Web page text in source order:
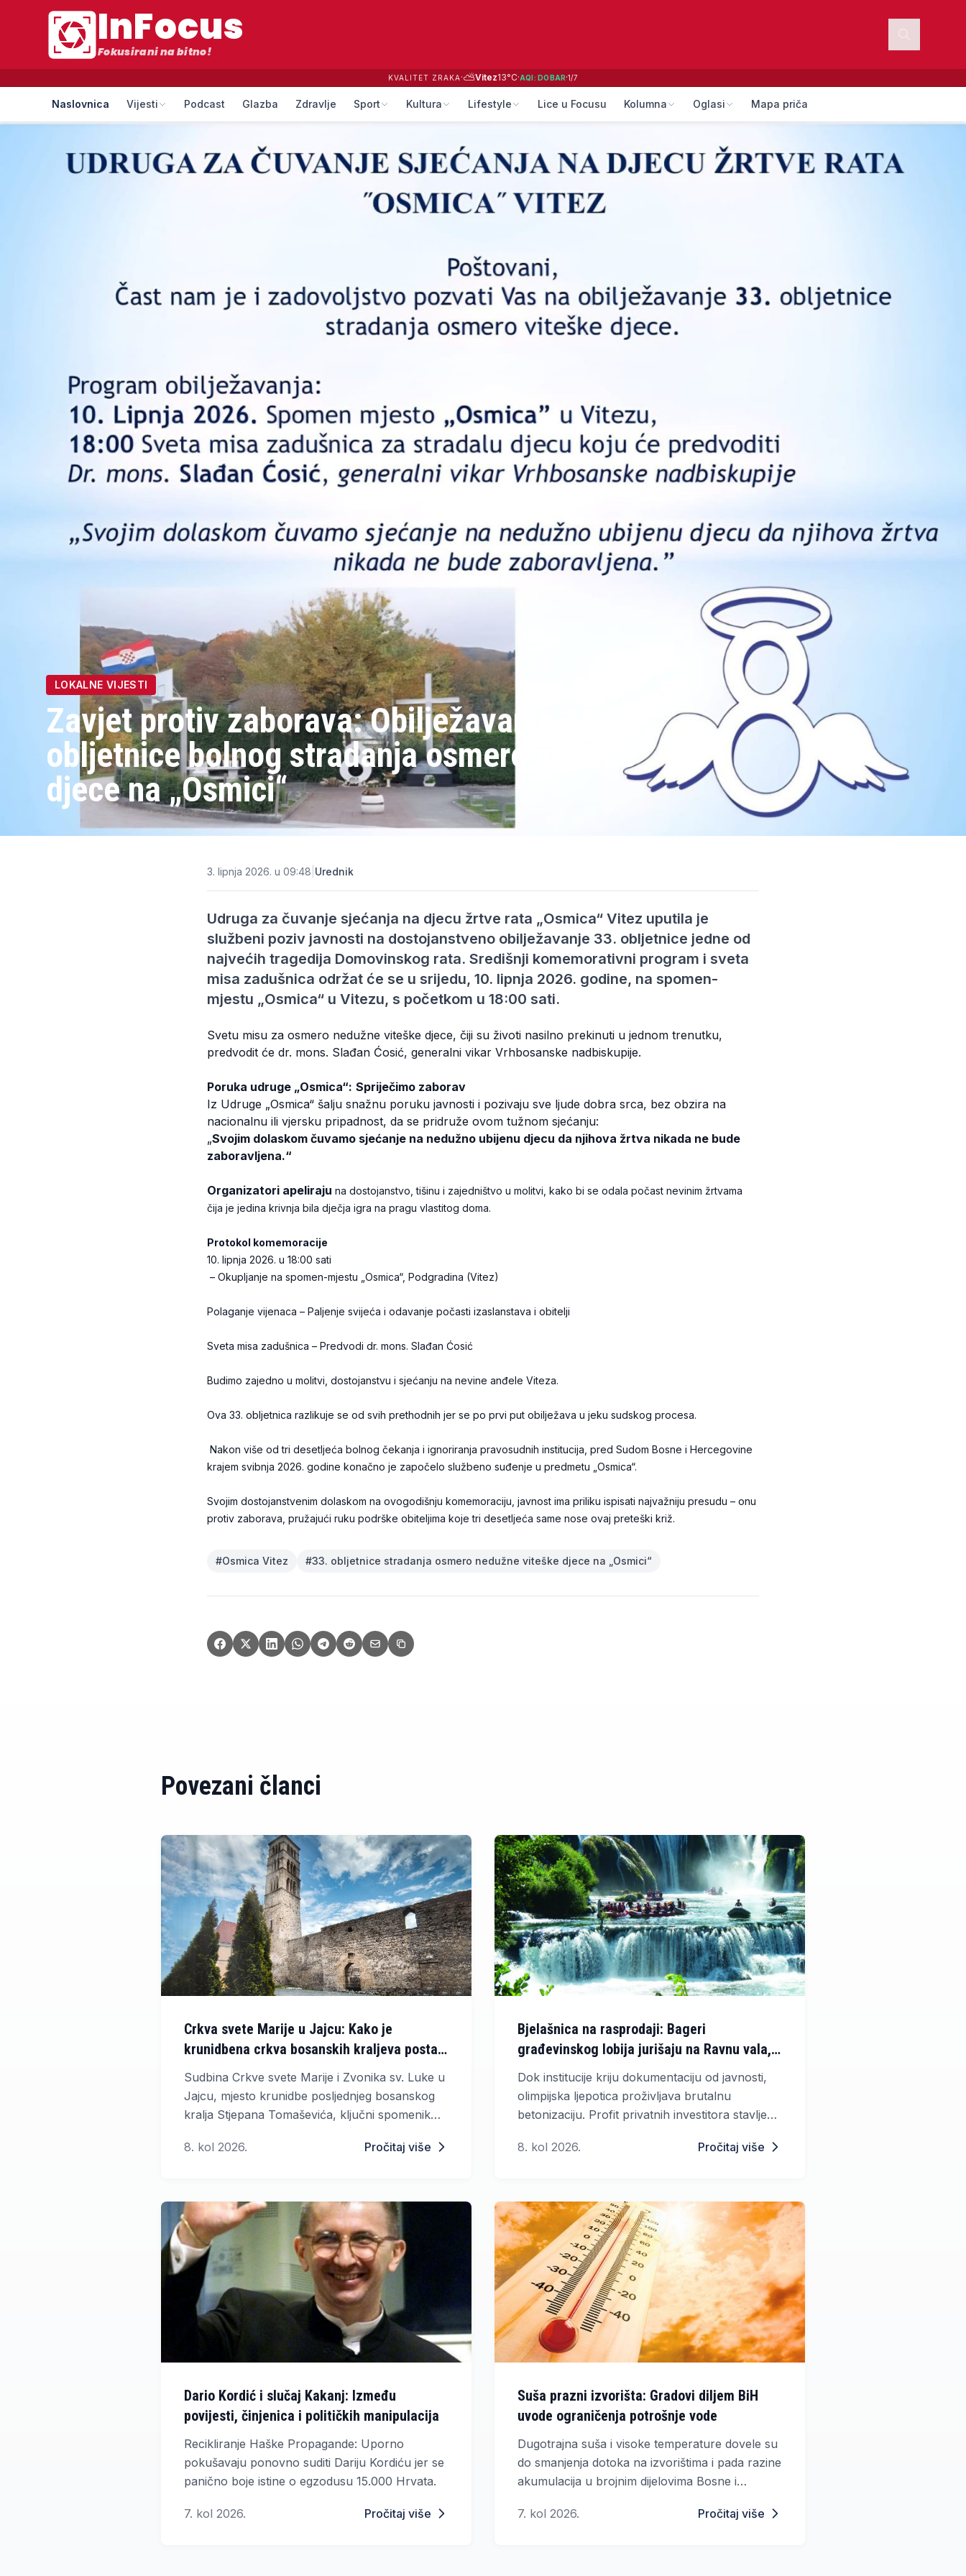
InFocus
Fokusirani na bitno!
KVALITET ZRAKA·⛅Vitez13°C·AQI: DOBAR·1/7
Naslovnica Vijesti Podcast Glazba Zdravlje Sport Kultura Lifestyle Lice u Focusu Kolumna Oglasi Mapa priča
LOKALNE VIJESTI
Zavjet protiv zaborava: Obilježavanje 33.
obljetnice bolnog stradanja osmero viteške
djece na „Osmici“
3. lipnja 2026. u 09:48 Urednik
Udruga za čuvanje sjećanja na djecu žrtve rata „Osmica“ Vitez uputila je
službeni poziv javnosti na dostojanstveno obilježavanje 33. obljetnice jedne od
najvećih tragedija Domovinskog rata. Središnji komemorativni program i sveta
misa zadušnica održat će se u srijedu, 10. lipnja 2026. godine, na spomen-
mjestu „Osmica“ u Vitezu, s početkom u 18:00 sati.
Svetu misu za osmero nedužne viteške djece, čiji su životi nasilno prekinuti u jednom trenutku,
predvodit će dr. mons. Slađan Ćosić, generalni vikar Vrhbosanske nadbiskupije.
Poruka udruge „Osmica“: Spriječimo zaborav
Iz Udruge „Osmica“ šalju snažnu poruku javnosti i pozivaju sve ljude dobra srca, bez obzira na
nacionalnu ili vjersku pripadnost, da se pridruže ovom tužnom sjećanju:
„Svojim dolaskom čuvamo sjećanje na nedužno ubijenu djecu da njihova žrtva nikada ne bude
zaboravljena.“
Organizatori apeliraju na dostojanstvo, tišinu i zajedništvo u molitvi, kako bi se odala počast nevinim žrtvama
čija je jedina krivnja bila dječja igra na pragu vlastitog doma.
Protokol komemoracije
10. lipnja 2026. u 18:00 sati
– Okupljanje na spomen-mjestu „Osmica“, Podgradina (Vitez)
Polaganje vijenaca – Paljenje svijeća i odavanje počasti izaslanstava i obitelji
Sveta misa zadušnica – Predvodi dr. mons. Slađan Ćosić
Budimo zajedno u molitvi, dostojanstvu i sjećanju na nevine anđele Viteza.
Ova 33. obljetnica razlikuje se od svih prethodnih jer se po prvi put obilježava u jeku sudskog procesa.
Nakon više od tri desetljeća bolnog čekanja i ignoriranja pravosudnih institucija, pred Sudom Bosne i Hercegovine
krajem svibnja 2026. godine konačno je započelo službeno suđenje u predmetu „Osmica“.
Svojim dostojanstvenim dolaskom na ovogodišnju komemoraciju, javnost ima priliku ispisati najvažniju presudu – onu
protiv zaborava, pružajući ruku podrške obiteljima koje tri desetljeća same nose ovaj preteški križ.
#Osmica Vitez #33. obljetnice stradanja osmero nedužne viteške djece na „Osmici“
Povezani članci
Crkva svete Marije u Jajcu: Kako je
krunidbena crkva bosanskih kraljeva postala
kamen spoticanja
Sudbina Crkve svete Marije i Zvonika sv. Luke u
Jajcu, mjesto krunidbe posljednjeg bosanskog
kralja Stjepana Tomaševića, ključni spomenik
spora?
8. kol 2026. Pročitaj više
Bjelašnica na rasprodaji: Bageri
građevinskog lobija jurišaju na Ravnu vala,
najcjenjeniju prašumu u Europi
Dok institucije kriju dokumentaciju od javnosti,
olimpijska ljepotica proživljava brutalnu
betonizaciju. Profit privatnih investitora stavljen
neprocjenjivog europskog prirodnog blaga koje
8. kol 2026. Pročitaj više
Dario Kordić i slučaj Kakanj: Između
povijesti, činjenica i političkih manipulacija
Recikliranje Haške Propagande: Uporno
pokušavaju ponovno suditi Dariju Kordiću jer se
panično boje istine o egzodusu 15.000 Hrvata.
7. kol 2026. Pročitaj više
Suša prazni izvorišta: Gradovi diljem BiH
uvode ograničenja potrošnje vode
Dugotrajna suša i visoke temperature dovele su
do smanjenja dotoka na izvorištima i pada razine
akumulacija u brojnim dijelovima Bosne i
općine već uveli ograničenja u potrošnji vode,
7. kol 2026. Pročitaj više